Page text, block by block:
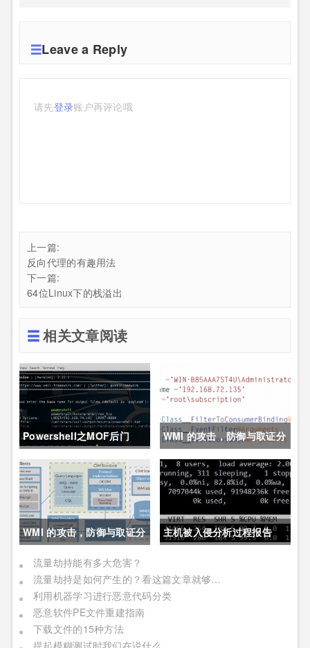
Leave a Reply
请先登录账户再评论哦
上一篇:
反向代理的有趣用法
下一篇:
64位Linux下的栈溢出
相关文章阅读
Powershell之MOF后门
WMI 的攻击，防御与取证分
析技术之防御篇
WMI 的攻击，防御与取证分
析技术之攻击篇
主机被入侵分析过程报告
流量劫持能有多大危害？
流量劫持是如何产生的？看这篇文章就够了！
利用机器学习进行恶意代码分类
恶意软件PE文件重建指南
下载文件的15种方法